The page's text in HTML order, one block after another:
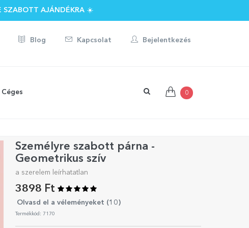
SZABOTT AJÁNDÉKRA ☀️
Blog Kapcsolat Bejelentkezés
Céges 0
Személyre szabott párna -
Geometrikus szív
a szerelem leírhatatlan
3898 Ft
Olvasd el a véleményeket (10 )
Termékkód: 7170